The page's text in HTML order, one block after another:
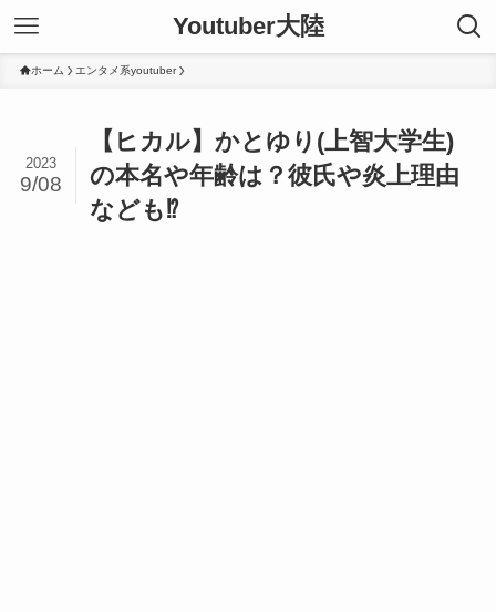
Youtuber大陸
ホーム エンタメ系youtuber
【ヒカル】かとゆり(上智大学生)
の本名や年齢は？彼氏や炎上理由
なども⁉
2023
9/08